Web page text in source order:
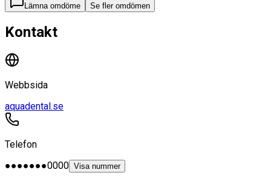
Lämna omdöme Se fler omdömen
Kontakt
Webbsida
aquadental.se
Telefon
●●●●●●●0000 Visa nummer